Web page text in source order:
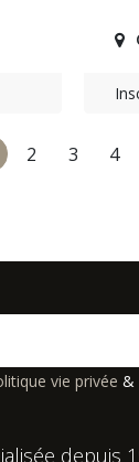
2 3 4
vie privée &
depuis